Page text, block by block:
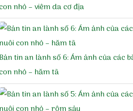
nhỏ – viêm da cơ địa
Bản tin an lành số 6: Ám ảnh của các
nhỏ – hăm tã